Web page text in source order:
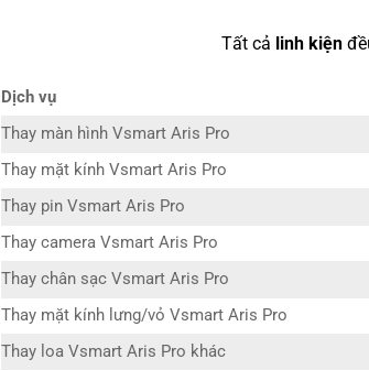
Tất cả linh kiện
Dịch vụ
Thay màn hình Vsmart Aris Pro
Thay mặt kính Vsmart Aris Pro
Thay pin Vsmart Aris Pro
Thay camera Vsmart Aris Pro
Thay chân sạc Vsmart Aris Pro
Thay mặt kính lưng/vỏ Vsmart Aris Pro
Thay loa Vsmart Aris Pro khác